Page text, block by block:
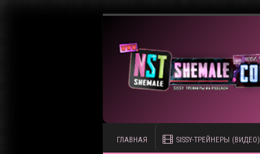
ГЛАВНАЯ SISSY-ТРЕЙНЕРЫ (ВИДЕО)